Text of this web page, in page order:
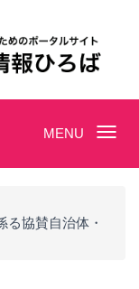
Toggle
MENU
る協賛自治体・